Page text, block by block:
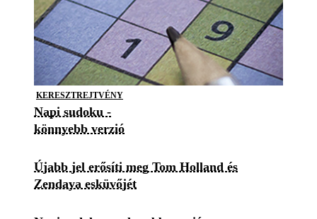
KERESZTREJTVÉNY
Napi sudoku -
könnyebb verzió
Újabb jel erősíti meg Tom Holland és
Zendaya esküvőjét